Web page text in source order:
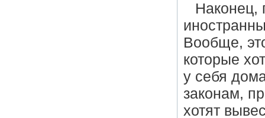
Наконец,
Вообще,
которые
у себя
законам,
хотят